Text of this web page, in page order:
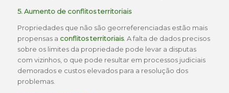
5. Aumento de conflitos territoriais
Propriedades que não são georreferenciadas estão mais
propensas a conflitos territoriais. A falta de dados precisos
sobre os limites da propriedade pode levar a disputas
com vizinhos, o que pode resultar em processos judiciais
demorados e custos elevados para a resolução dos
problemas.